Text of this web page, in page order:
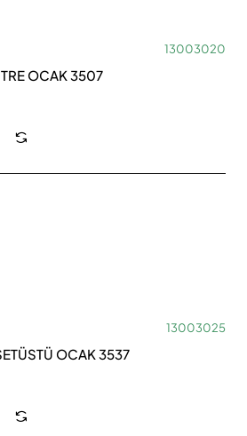
13003020
OCAK 3507
13003025
SETÜSTÜ OCAK 3537